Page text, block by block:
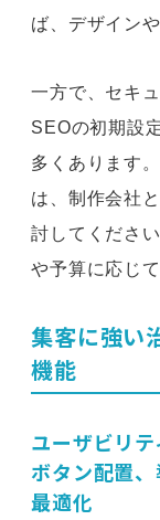
ば、デザイン
一方で、セキ
SEOの初期設
多くあります
は、制作会社
討してくださ
や予算に応じ
集客に強い
機能
ユーザビリ
ボタン配置
最適化